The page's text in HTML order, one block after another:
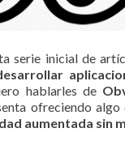
serie inicial de
hablarles de
ofreciendo algo
aumentada sin